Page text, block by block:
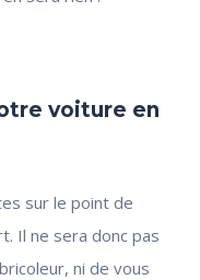
voiture en
sur le point de
Il ne sera donc pas
ni de vous